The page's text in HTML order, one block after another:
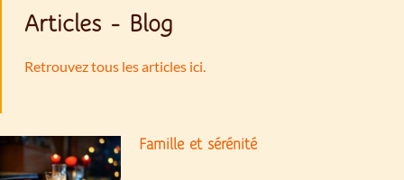
Articles - Blog
Retrouvez tous les articles ici.
Famille et sérénité